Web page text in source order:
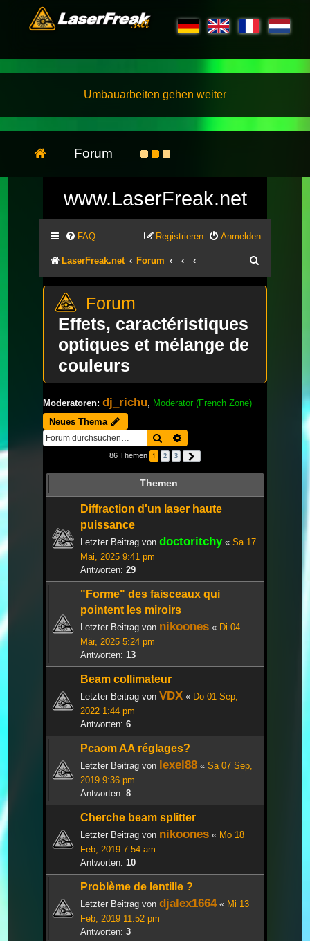
Umbauarbeiten gehen weiter
Forum
www.LaserFreak.net
FAQ Anmelden
Registrieren
LaserFreak.net Forum
Effets, caractéristiques
optiques et mélange de
couleurs
Moderatoren: dj_richu Moderator (French Zone)
Neues Thema
Suche
86 Themen 1 2 3
Themen
Diffraction d'un laser haute
puissance
Letzter Beitrag von doctoritchy« Sa 17
Mai, 2025 9:41 pm
Antworten: 29
"Forme" des faisceaux qui
pointent les miroirs
Letzter Beitrag von nikoones « Di 04
Mär, 2025 5:24 pm
Antworten: 13
Beam collimateur
Letzter Beitrag von VDX « Do 01 Sep,
2022 1:44 pm
Antworten: 6
Pcaom AA réglages?
Letzter Beitrag von lexel88 « Sa 07 Sep,
2019 9:36 pm
Antworten: 8
Cherche beam splitter
Letzter Beitrag von nikoones « Mo 18
Feb, 2019 7:54 am
Antworten: 10
Problème de lentille ?
Letzter Beitrag von djalex1664« Mi 13
Feb, 2019 11:52 pm
Antworten: 3